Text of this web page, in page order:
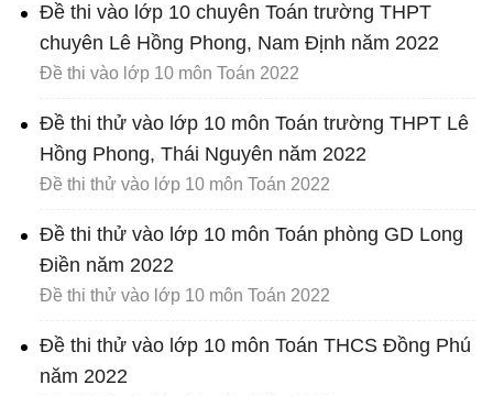
Đề thi vào lớp 10 chuyên Toán trường THPT
chuyên Lê Hồng Phong, Nam Định năm 2022
Đề thi vào lớp 10 môn Toán 2022
Đề thi thử vào lớp 10 môn Toán trường THPT Lê
Hồng Phong, Thái Nguyên năm 2022
Đề thi thử vào lớp 10 môn Toán 2022
Đề thi thử vào lớp 10 môn Toán phòng GD Long
Điền năm 2022
Đề thi thử vào lớp 10 môn Toán 2022
Đề thi thử vào lớp 10 môn Toán THCS Đồng Phú
năm 2022